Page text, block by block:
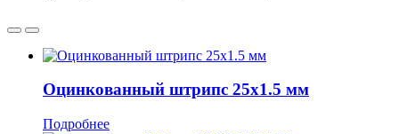
Оцинкованный штрипс 25x1.5 мм
Подробнее